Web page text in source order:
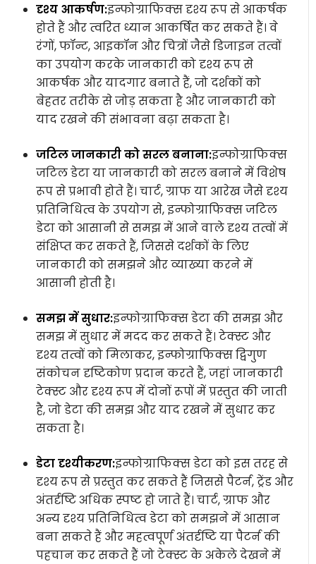
दृश्य आकर्षण:इन्फोग्राफिक्स दृश्य रूप से आकर्षक
होते हैं और त्वरित ध्यान आकर्षित कर सकते हैं। वे
रंगों, फॉन्ट, आइकॉन और चित्रों जैसे डिजाइन तत्वों
का उपयोग करके जानकारी को दृश्य रूप से
आकर्षक और यादगार बनाते हैं, जो दर्शकों को
बेहतर तरीके से जोड़ सकता है और जानकारी को
याद रखने की संभावना बढ़ा सकता है।
जटिल जानकारी को सरल बनाना:इन्फोग्राफिक्स
जटिल डेटा या जानकारी को सरल बनाने में विशेष
रूप से प्रभावी होते हैं। चार्ट, ग्राफ या आरेख जैसे दृश्य
प्रतिनिधित्व के उपयोग से, इन्फोग्राफिक्स जटिल
डेटा को आसानी से समझ में आने वाले दृश्य तत्वों में
संक्षिप्त कर सकते हैं, जिससे दर्शकों के लिए
जानकारी को समझने और व्याख्या करने में
आसानी होती है।
समझ में सुधार:इन्फोग्राफिक्स डेटा की समझ और
समझ में सुधार में मदद कर सकते हैं। टेक्स्ट और
दृश्य तत्वों को मिलाकर, इन्फोग्राफिक्स द्विगुण
संकोचन दृष्टिकोण प्रदान करते हैं, जहां जानकारी
टेक्स्ट और दृश्य रूप में दोनों रूपों में प्रस्तुत की जाती
है, जो डेटा की समझ और याद रखने में सुधार कर
सकता है।
डेटा दृश्यीकरण:इन्फोग्राफिक्स डेटा को इस तरह से
दृश्य रूप से प्रस्तुत कर सकते हैं जिससे पैटर्न, ट्रेंड और
अंतर्दृष्टि अधिक स्पष्ट हो जाते हैं। चार्ट, ग्राफ और
अन्य दृश्य प्रतिनिधित्व डेटा को समझने में आसान
बना सकते हैं और महत्वपूर्ण अंतर्दृष्टि या पैटर्न की
पहचान कर सकते हैं जो टेक्स्ट के अकेले देखने में